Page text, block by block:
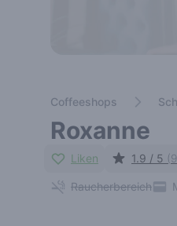
Coffeeshops
Roxanne
Liken 1.9 / 5
Raucherbereich